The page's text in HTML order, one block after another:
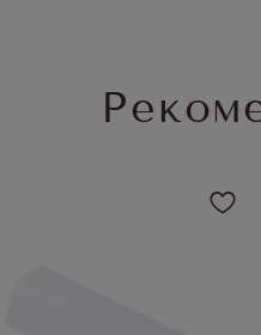
додати товар до